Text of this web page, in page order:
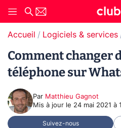
Accueil Logiciels & services
Comment changer
téléphone sur
Par Matthieu Gagnot
Mis à jour le 24 mai 2021 à
Suivez-nous